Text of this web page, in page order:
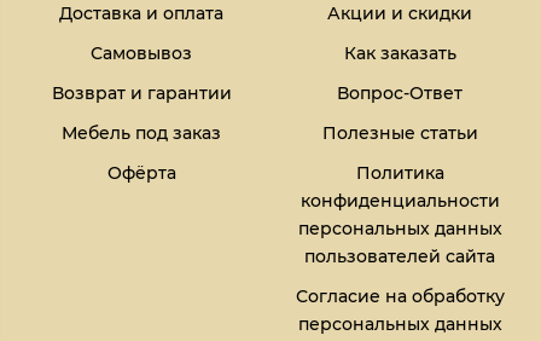
Доставка и оплата
Самовывоз
Возврат и гарантии
Мебель под заказ
Офёрта
Акции и скидки
Как заказать
Вопрос-Ответ
Полезные статьи
Политика
конфиденциальности
персональных данных
пользователей сайта
Согласие на обработку
персональных данных